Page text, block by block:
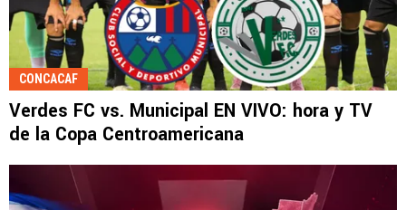
CONCACAF
Verdes FC vs. Municipal EN VIVO: hora y TV
de la Copa Centroamericana